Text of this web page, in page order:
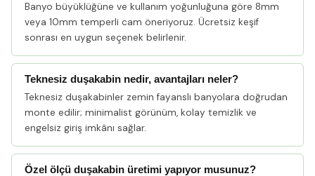
Banyo büyüklüğüne ve kullanım yoğunluğuna göre 8mm
veya 10mm temperli cam öneriyoruz. Ücretsiz keşif
sonrası en uygun seçenek belirlenir.
Teknesiz duşakabin nedir, avantajları neler?
Teknesiz duşakabinler zemin fayanslı banyolara doğrudan
monte edilir; minimalist görünüm, kolay temizlik ve
engelsiz giriş imkânı sağlar.
Özel ölçü duşakabin üretimi yapıyor musunuz?